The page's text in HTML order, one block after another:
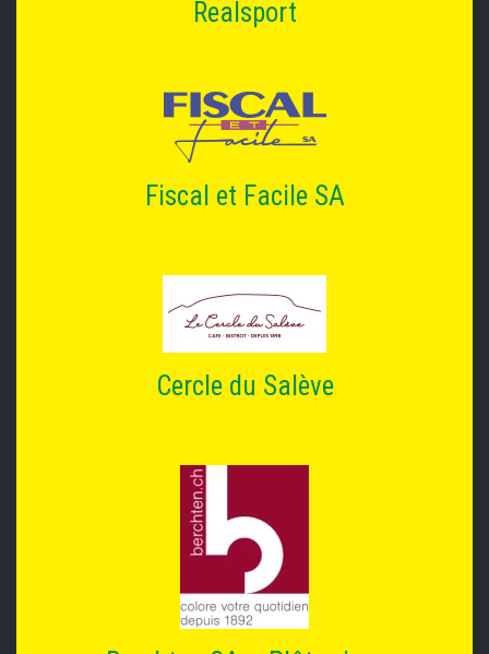
Realsport
Fiscal et Facile SA
Cercle du Salève